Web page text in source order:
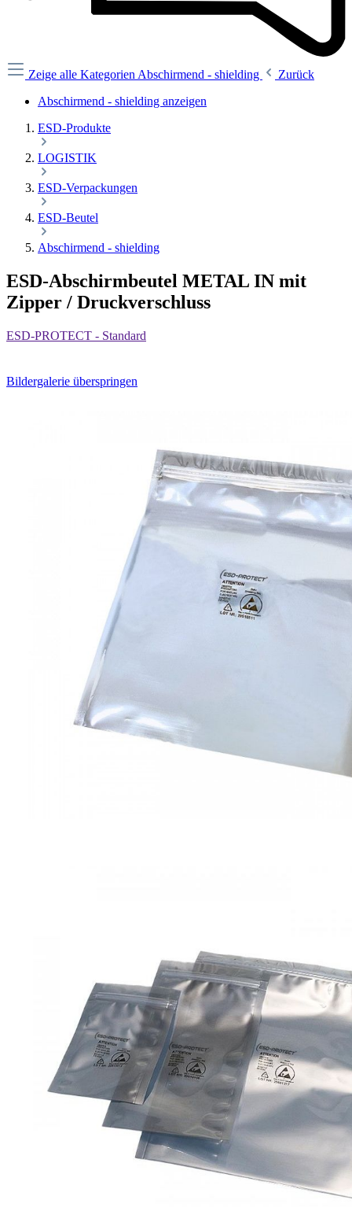
Zeige alle Kategorien Abschirmend - shielding
Zurück
Abschirmend - shielding anzeigen
ESD-Produkte
LOGISTIK
ESD-Verpackungen
ESD-Beutel
Abschirmend - shielding
ESD-Abschirmbeutel METAL IN mit
Zipper / Druckverschluss
ESD-PROTECT - Standard
Bildergalerie überspringen